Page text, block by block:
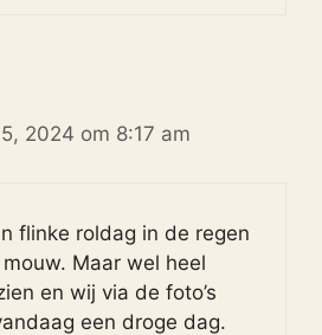
2024 om 8:17 am
flinke roldag in de regen
Maar wel heel
en wij via de foto’s
een droge dag.